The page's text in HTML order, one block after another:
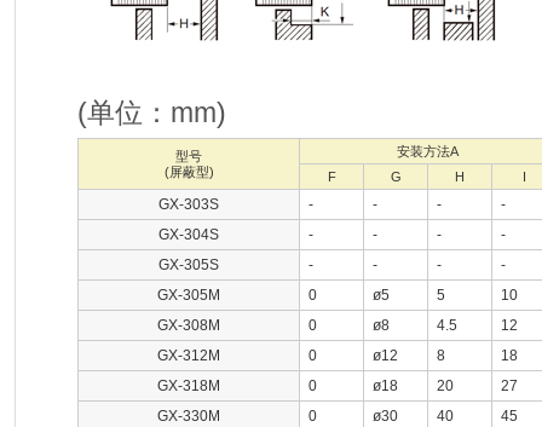
(单位：mm)
型号
(屏蔽型)
安装方法A
F
G H
GX-303S - - -
-
GX-304S
- - -
-
GX-305S
- - -
-
GX-305M
0 ø5 5
10
GX-308M
0 ø8 4.5
12
GX-312M
0 ø12 8
18
GX-318M
0 ø18 20
27
GX-330M
0 ø30 40
45